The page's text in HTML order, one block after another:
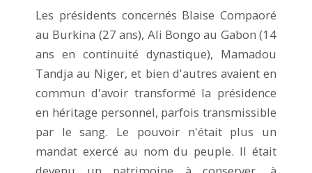
Les présidents concernés Blaise Compaoré
au Burkina (27 ans), Ali Bongo au Gabon (14
ans en continuité dynastique), Mamadou
Tandja au Niger, et bien d'autres avaient en
commun d'avoir transformé la présidence
en héritage personnel, parfois transmissible
par le sang. Le pouvoir n'était plus un
mandat exercé au nom du peuple. Il était